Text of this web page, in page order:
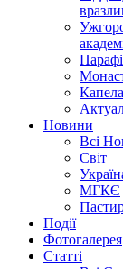
Новини
Всі
Світ
МГКЄ
Події
Фотогалерея
Статті